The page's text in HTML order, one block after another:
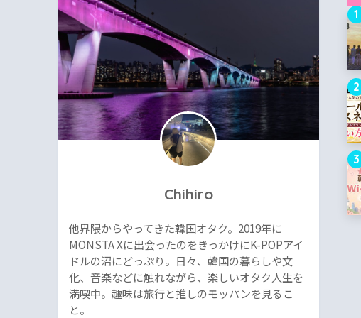
Chihiro
他界隈からやってきた韓国オタク。2019年に
MONSTA Xに出会ったのをきっかけにK-POPアイ
ドルの沼にどっぷり。日々、韓国の暮らしや文
化、音楽などに触れながら、楽しいオタク人生を
満喫中。趣味は旅行と推しのモッパンを見るこ
と。
1
2
3